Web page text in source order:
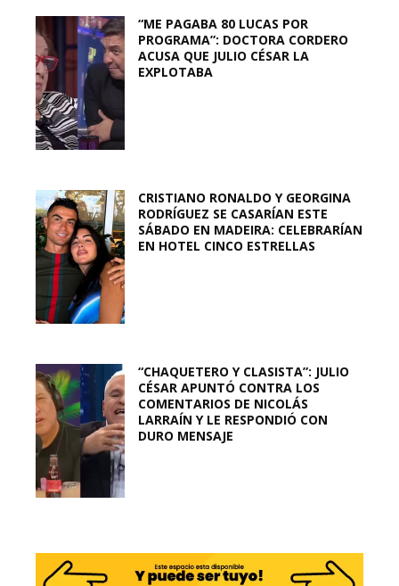
“ME PAGABA 80 LUCAS POR
PROGRAMA”: DOCTORA CORDERO
ACUSA QUE JULIO CÉSAR LA
EXPLOTABA
CRISTIANO RONALDO Y GEORGINA
RODRÍGUEZ SE CASARÍAN ESTE
SÁBADO EN MADEIRA: CELEBRARÍAN
EN HOTEL CINCO ESTRELLAS
“CHAQUETERO Y CLASISTA”: JULIO
CÉSAR APUNTÓ CONTRA LOS
COMENTARIOS DE NICOLÁS
LARRAÍN Y LE RESPONDIÓ CON
DURO MENSAJE